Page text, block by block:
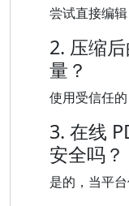
尝试直接编辑
2. 压缩
量？
使用受信任的
3. 在线
安全吗？
是的，当平